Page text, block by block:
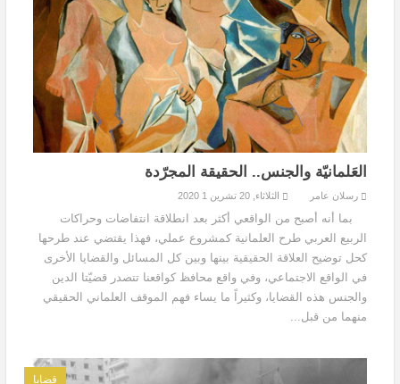
العَلمانيّة والجنس.. الحقيقة المجرّدة
رسلان عامر الثلاثاء, 20 تشرين 1 2020
بما أنه أصبح من الواقعي أكثر بعد انطلاقة انتفاضات وحراكات
الربيع العربي طرح العلمانية كمشروع عملي، فهذا يقتضي عند طرحها
كحل توضيح العلاقة الحقيقية بينها وبين كل المسائل والقضايا الأخرى
في الواقع الاجتماعي، وفي واقع محافظ كواقعنا تتصدر قضيّتا الدين
والجنس هذه القضايا، وكثيراً ما يساء فهم الموقف العلماني الحقيقي
منهما من قبل...
قضايا